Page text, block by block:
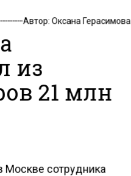
Автор: Оксана Герасимова
из
21 млн
Москве сотрудника